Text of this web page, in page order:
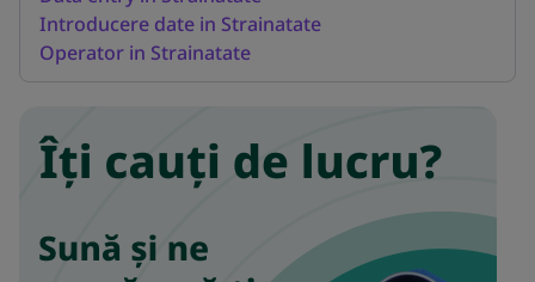
Introducere date in Strainatate
Operator in Strainatate